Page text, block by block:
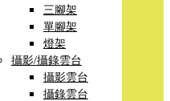
三腳架
單腳架
燈架
攝影/攝錄雲台
攝影雲台
攝錄雲台